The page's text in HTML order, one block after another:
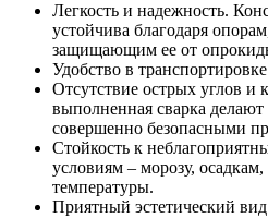
Легкость и надежность.
устойчива благодаря
защищающим ее от
Удобство в
Отсутствие острых углов и
выполненная сварка
совершенно безопасными
Стойкость к
условиям – морозу, осадкам,
температуры.
Приятный эстетический